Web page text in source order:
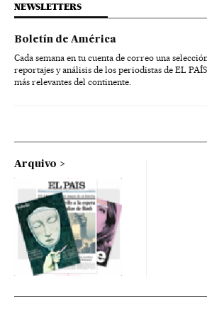
NEWSLETTERS
Boletín de América
Cada semana en tu cuenta de correo una
reportajes y análisis de los periodistas de EL
más relevantes del continente.
Arquivo